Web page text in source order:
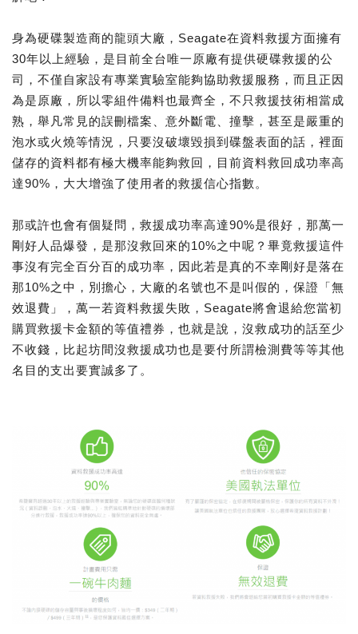
身為硬碟製造商的龍頭大廠，Seagate在資料救援方面擁有
30年以上經驗，是目前全台唯一原廠有提供硬碟救援的公
司，不僅自家設有專業實驗室能夠協助救援服務，而且正因
為是原廠，所以零組件備料也最齊全，不只救援技術相當成
熟，舉凡常見的誤刪檔案、意外斷電、撞擊，甚至是嚴重的
泡水或火燒等情況，只要沒破壞毀損到碟盤表面的話，裡面
儲存的資料都有極大機率能夠救回，目前資料救回成功率高
達90%，大大增強了使用者的救援信心指數。
那或許也會有個疑問，救援成功率高達90%是很好，那萬一
剛好人品爆發，是那沒救回來的10%之中呢？畢竟救援這件
事沒有完全百分百的成功率，因此若是真的不幸剛好是落在
那10%之中，別擔心，大廠的名號也不是叫假的，保證「無
效退費」，萬一若資料救援失敗，Seagate將會退給您當初
購買救援卡金額的等值禮券，也就是說，沒救成功的話至少
不收錢，比起坊間沒救援成功也是要付所謂檢測費等等其他
名目的支出要實誠多了。